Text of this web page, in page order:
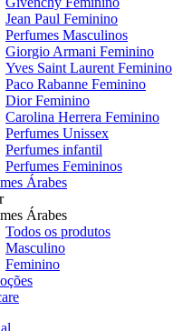
Jean Paul Feminino
Perfumes Masculinos
Giorgio Armani Feminino
Yves Saint Laurent Feminino
Paco Rabanne Feminino
Dior Feminino
Carolina Herrera Feminino
Perfumes Unissex
Perfumes infantil
Perfumes Femininos
Árabes
Árabes
Todos os produtos
Masculino
Feminino